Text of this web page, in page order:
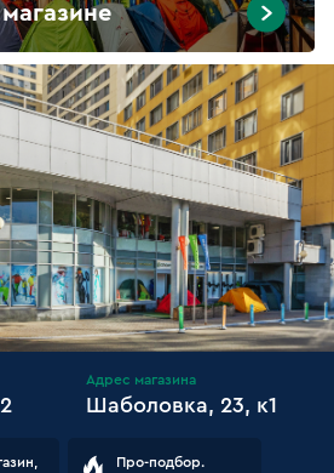
Адрес магазина
Шаболовка, 23, к1
Про-подбор.